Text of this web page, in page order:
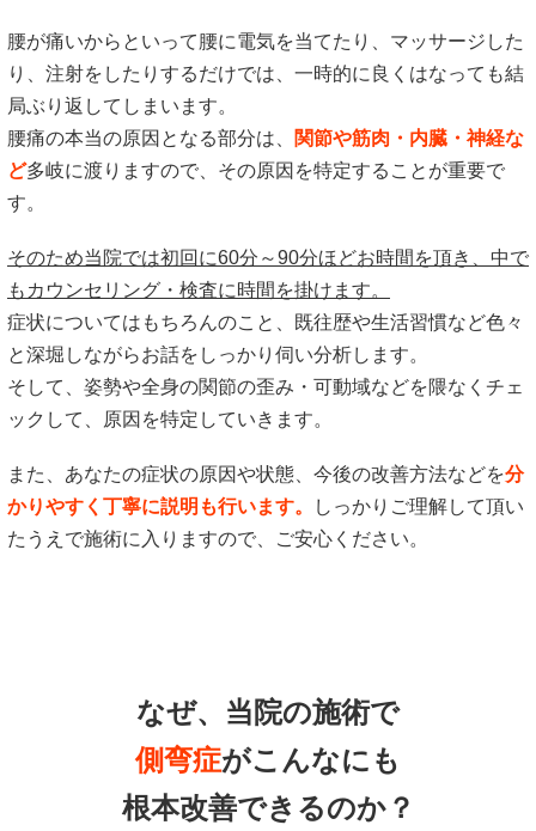
腰が痛いからといって腰に電気を当てたり、マッサージした
り、注射をしたりするだけでは、一時的に良くはなっても結
局ぶり返してしまいます。
腰痛の本当の原因となる部分は、
関節や筋肉・内臓・神経な
ど多岐に渡りますので、その原因を特定することが重要で
す。
そのため当院では初回に60分～90分ほどお時間を頂き、中で
もカウンセリング・検査に時間を掛けます。
症状についてはもちろんのこと、既往歴や生活習慣など色々
と深堀しながらお話をしっかり伺い分析します。
そして、姿勢や全身の関節の歪み・可動域などを隈なくチェ
ックして、原因を特定していきます。
また、あなたの症状の原因や状態、今後の改善方法などを分
かりやすく丁寧に説明も行います。
しっかりご理解して頂い
たうえで施術に入りますので、ご安心ください。
なぜ、当院の施術で
側弯症がこんなにも
根本改善できるのか？